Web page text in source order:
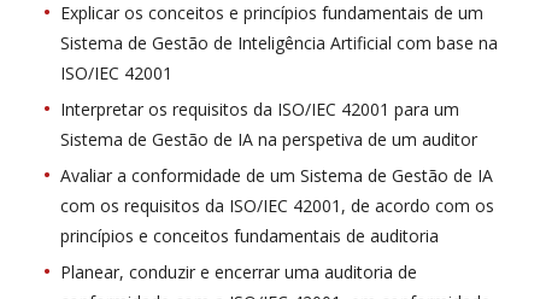
Explicar os conceitos e princípios fundamentais de um
Sistema de Gestão de Inteligência Artificial com base na
ISO/IEC 42001
Interpretar os requisitos da ISO/IEC 42001 para um
Sistema de Gestão de IA na perspetiva de um auditor
Avaliar a conformidade de um Sistema de Gestão de IA
com os requisitos da ISO/IEC 42001, de acordo com os
princípios e conceitos fundamentais de auditoria
Planear, conduzir e encerrar uma auditoria de